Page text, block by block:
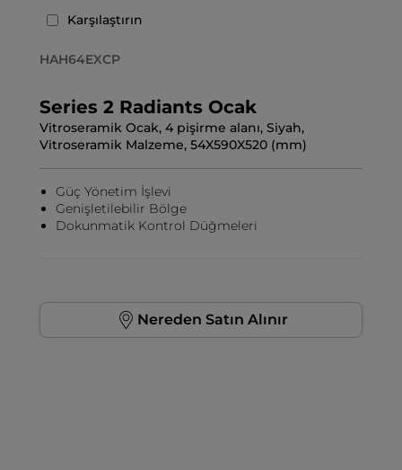
Karşılaştırın
HAH64EXCP
Series 2 Radiants Ocak
Vitroseramik Ocak, 4 pişirme alanı, Siyah,
Vitroseramik Malzeme, 54X590X520 (mm)
Güç Yönetim İşlevi
Genişletilebilir Bölge
Dokunmatik Kontrol Düğmeleri
Nereden Satın Alınır